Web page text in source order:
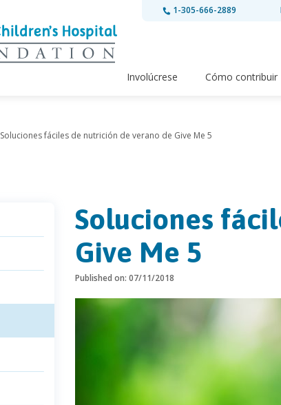
1-305-666-2889
Involúcrese Cómo contribuir
Soluciones fáciles de nutrición de verano de Give Me 5
Soluciones
Give Me 5
Published on: 07/11/2018